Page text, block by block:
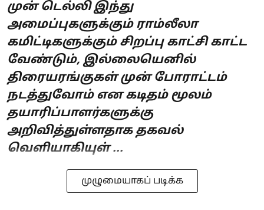
முன் டெல்லி இந்து
அமைப்புகளுக்கும் ராம்லீலா
கமிட்டிகளுக்கும் சிறப்பு காட்சி காட்ட
வேண்டும், இல்லையெனில்
திரையரங்குகள் முன் போராட்டம்
நடத்துவோம் என கடிதம் மூலம்
தயாரிப்பாளர்களுக்கு
அறிவித்துள்ளதாக தகவல்
வெளியாகியுள் ...
முழுமையாகப் படிக்க